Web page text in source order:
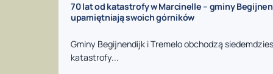
70 lat od katastrofy w Marcinelle – gminy
upamiętniają swoich górników
Gminy Begijnendijk i Tremelo obchodzą
katastrofy...